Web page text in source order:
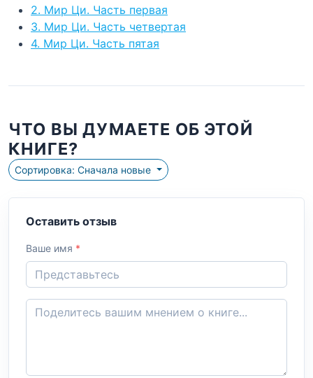
2. Мир Ци. Часть первая
3. Мир Ци. Часть четвертая
4. Мир Ци. Часть пятая
ЧТО ВЫ ДУМАЕТЕ ОБ ЭТОЙ
КНИГЕ?
Сортировка: Сначала новые
Оставить отзыв
Ваше имя *